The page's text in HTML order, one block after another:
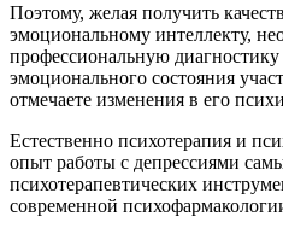
Поэтому, желая получить
эмоциональному интеллекту,
профессиональную
эмоционального состояния
отмечаете изменения в его
Естественно психотерапия и
опыт работы с депрессиями
психотерапевтических
современной